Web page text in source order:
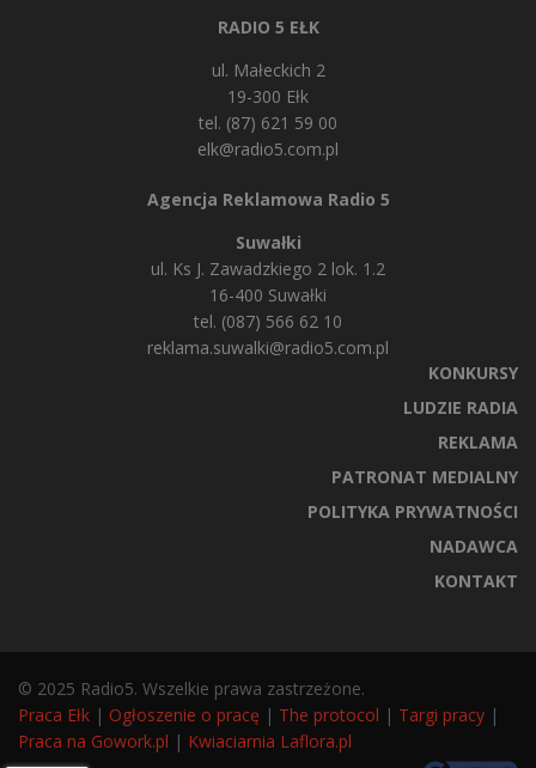
RADIO 5 EŁK
ul. Małeckich 2
19-300 Ełk
tel. (87) 621 59 00
elk@radio5.com.pl
Agencja Reklamowa Radio 5
Suwałki
ul. Ks J. Zawadzkiego 2 lok. 1.2
16-400 Suwałki
tel. (087) 566 62 10
reklama.suwalki@radio5.com.pl
KONKURSY
LUDZIE RADIA
REKLAMA
PATRONAT MEDIALNY
POLITYKA PRYWATNOŚCI
NADAWCA
KONTAKT
© 2025 Radio5. Wszelkie prawa zastrzeżone.
Praca Ełk | Ogłoszenie o pracę | The protocol | Targi pracy |
Praca na Gowork.pl | Kwiaciarnia Laflora.pl